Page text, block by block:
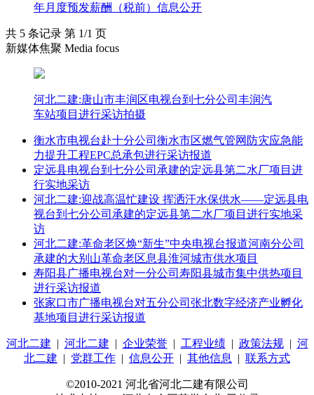
年月度预发薪酬（税前）信息公开
共 5 条记录 第 1/1 页
新媒体焦聚 Media focus
河北二建:唐山市丰润区电视台到七分公司丰润汽
车站项目进行采访拍摄
衡水市电视台赴十分公司衡水市区燃气管网防灾应急能
力提升工程EPC总承包进行采访报道
定远县电视台到七分公司承建的定远县第二水厂项目进
行实地采访
河北二建:迎战高温忙建设 挥洒汗水保供水——定远县电
视台到七分公司承建的定远县第二水厂项目进行实地采
访
河北二建:革命老区焕“新生”中央电视台报道河南分公司
承建的大别山革命老区息县淮河城市供水项目
寿阳县广播电视台对一分公司寿阳县城市集中供热项目
进行采访报道
张家口市广播电视台对五分公司张北数字经济产业孵化
基地项目进行采访报道
河北二建 | 河北二建 | 企业荣誉| 工程业绩| 政策法规| 河
北二建 | 党群工作 | 信息公开 | 其他信息 | 联系方式
©2010-2021 河北省河北二建有限公司